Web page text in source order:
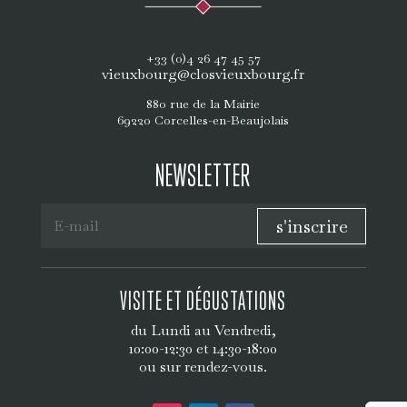
+33 (0)4 26 47 45 57
vieuxbourg@closvieuxbourg.fr
880 rue de la Mairie
69220 Corcelles-en-Beaujolais
NEWSLETTER
s'inscrire
VISITE ET DÉGUSTATIONS
du Lundi au Vendredi,
10:00-12:30 et 14:30-18:00
ou sur rendez-vous.